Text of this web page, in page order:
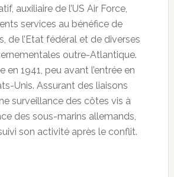
auxiliaire de l’US Air Force,
services au bénéfice de
de l’Etat fédéral et de diverses
outre-Atlantique.
en 1941, peu avant l’entrée en
Unis. Assurant des liaisons
surveillance des côtes vis à
des sous-marins allemands,
son activité après le conflit.